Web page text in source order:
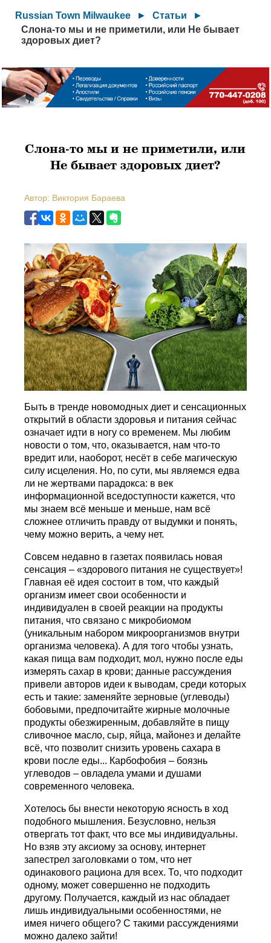
Russian Town Milwaukee ► Статьи
►
Слона-то мы и не приметили, или Не бывает
здоровых диет?
Слона-то мы и не приметили, или
Не бывает здоровых диет?
Автор: Виктория Бараева
Быть в тренде новомодных диет и сенсационных
открытий в области здоровья и питания сейчас
означает идти в ногу со временем. Мы любим
новости о том, что, оказывается, нам что-то
вредит или, наоборот, несёт в себе магическую
силу исцеления. Но, по сути, мы являемся едва
ли не жертвами парадокса: в век
информационной вседоступности кажется, что
мы знаем всё меньше и меньше, нам всё
сложнее отличить правду от выдумки и понять,
чему можно верить, а чему нет.
Совсем недавно в газетах появилась новая
сенсация – «здорового питания не существует»!
Главная её идея состоит в том, что каждый
организм имеет свои особенности и
индивидуален в своей реакции на продукты
питания, что связано с микробиомом
(уникальным набором микроорганизмов внутри
организма человека). А для того чтобы узнать,
какая пища вам подходит, мол, нужно после еды
измерять сахар в крови; данные рассуждения
привели авторов идеи к выводам, среди которых
есть и такие: заменяйте зерновые (углеводы)
бобовыми, предпочитайте жирные молочные
продукты обезжиренным, добавляйте в пищу
сливочное масло, сыр, яйца, майонез и делайте
всё, что позволит снизить уровень сахара в
крови после еды... Карбофобия – боязнь
углеводов – овладела умами и душами
современного человека.
Хотелось бы внести некоторую ясность в ход
подобного мышления. Безусловно, нельзя
отвергать тот факт, что все мы индивидуальны.
Но взяв эту аксиому за основу, интернет
запестрел заголовками о том, что нет
одинакового рациона для всех. То, что подходит
одному, может совершенно не подходить
другому. Получается, каждый из нас обладает
лишь индивидуальными особенностями, не
имея ничего общего? С такими рассуждениями
можно далеко зайти!